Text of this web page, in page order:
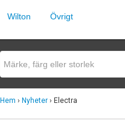
Wilton Övrigt
Hem › Nyheter › Electra